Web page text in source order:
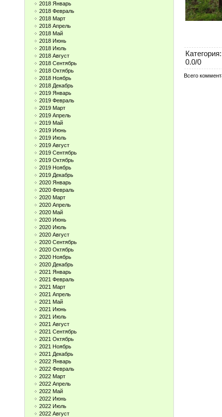
2018 Январь
2018 Февраль
2018 Март
2018 Апрель
2018 Май
2018 Июнь
2018 Июль
2018 Август
2018 Сентябрь
2018 Октябрь
2018 Ноябрь
2018 Декабрь
2019 Январь
2019 Февраль
2019 Март
2019 Апрель
2019 Май
2019 Июнь
2019 Июль
2019 Август
2019 Сентябрь
2019 Октябрь
2019 Ноябрь
2019 Декабрь
2020 Январь
2020 Февраль
2020 Март
2020 Апрель
2020 Май
2020 Июнь
2020 Июль
2020 Август
2020 Сентябрь
2020 Октябрь
2020 Ноябрь
2020 Декабрь
2021 Январь
2021 Февраль
2021 Март
2021 Апрель
2021 Май
2021 Июнь
2021 Июль
2021 Август
2021 Сентябрь
2021 Октябрь
2021 Ноябрь
2021 Декабрь
2022 Январь
2022 Февраль
2022 Март
2022 Апрель
2022 Май
2022 Июнь
2022 Июль
2022 Август
Категория:
0.0/0
Всего